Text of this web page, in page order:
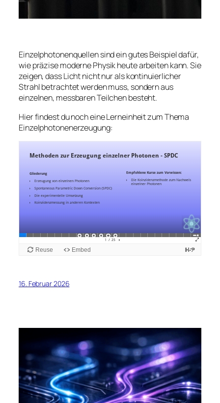
Einzelphotonenquellen sind ein gutes Beispiel dafür,
wie präzise moderne Physik heute arbeiten kann. Sie
zeigen, dass Licht nicht nur als kontinuierlicher
Strahl betrachtet werden muss, sondern aus
einzelnen, messbaren Teilchen besteht.
Hier findest du noch eine Lerneinheit zum Thema
Einzelphotonenerzeugung:
16. Februar 2026